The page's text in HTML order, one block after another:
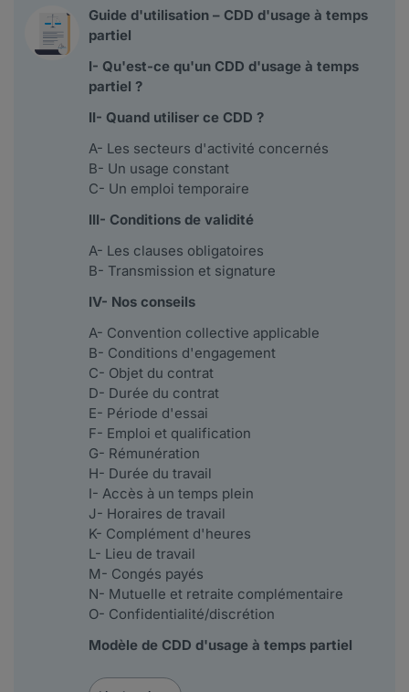
Guide d'utilisation – CDD d'usage à temps
partiel
I- Qu'est-ce qu'un CDD d'usage à temps
partiel ?
II- Quand utiliser ce CDD ?
A- Les secteurs d'activité concernés
B- Un usage constant
C- Un emploi temporaire
III- Conditions de validité
A- Les clauses obligatoires
B- Transmission et signature
IV- Nos conseils
A- Convention collective applicable
B- Conditions d'engagement
C- Objet du contrat
D- Durée du contrat
E- Période d'essai
F- Emploi et qualification
G- Rémunération
H- Durée du travail
I- Accès à un temps plein
J- Horaires de travail
K- Complément d'heures
L- Lieu de travail
M- Congés payés
N- Mutuelle et retraite complémentaire
O- Confidentialité/discrétion
Modèle de CDD d'usage à temps partiel